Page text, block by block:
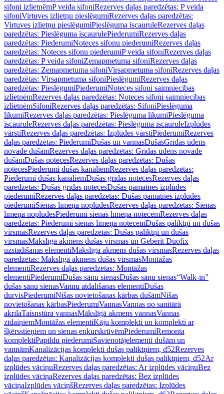
sifoni izlietnēmP veida sifoniRezerves daļas paredzētas: P veida
sifoniVirtuves izlietņu pieslēgumiRezerves daļas paredzētas:
Virtuves izlietņu pieslēgumiPieslēguma īscauruleRezerves daļas
paredzētas: Pieslēguma īscaurulePiederumiRezerves daļas
paredzētas: PiederumiNoteces sifonu piederumiRezerves daļas
paredzētas: Noteces sifonu piederumiP veida sifoniRezerves daļas
paredzētas: P veida sifoniZemapmetuma sifoniRezerves daļas
paredzētas: Zemapmetuma sifoniVirsapmetuma sifoniRezerves daļas
paredzētas: Virsapmetuma sifoniPieslēgumiRezerves daļas
paredzētas: PieslēgumiPiederumiNoteces sifoni saimniecības
izlietnēmRezerves daļas paredzētas: Noteces sifoni saimniecības
izlietnēmSifoniRezerves daļas paredzētas: SifoniPieslēguma
līkumiRezerves daļas paredzētas: Pieslēguma līkumiPieslēguma
īscauruleRezerves daļas paredzētas: Pieslēguma īscauruleIzplūdes
vārstiRezerves daļas paredzētas: Izplūdes vārstiPiederumiRezerves
daļas paredzētas: PiederumiDušas un vannasDušasGrīdas ūdens
novade dušāmRezerves daļas paredzētas: Grīdas ūdens novade
dušāmDušas notecesRezerves daļas paredzētas: Dušas
notecesPiederumi dušas kanāliemRezerves daļas paredzētas:
Piederumi dušas kanāliemDušas grīdas notecesRezerves daļas
paredzētas: Dušas grīdas notecesDušas pamatnes izplūdes
piederumiRezerves daļas paredzētas: Dušas pamatnes izplūdes
piederumiSienas līmeņa noplūdesRezerves daļas paredzētas: Sienas
līmeņa noplūdesPiederumi sienas līmeņa notecēmRezerves daļas
paredzētas: Piederumi sienas līmeņa notecēmDušas paliktņi un dušas
virsmasRezerves daļas paredzētas: Dušas paliktņi un dušas
virsmasMākslīgā akmens dušas virsmas un Geberit Duofix
uzstādīšanas elementiMākslīgā akmens dušas virsmasRezerves daļas
paredzētas: Mākslīgā akmens dušas virsmasMontāžas
elementiRezerves daļas paredzētas: Montāžas
elementiPiederumiDušas sānu sienasDušas sānu sienas“Walk-in”
dušas sānu sienasVannu atdalīšanas elementiDušas
durvisPiederumiNišas novietošanas kārbas dušāmNišas
novietošanas kārbasPiederumiVannasVannas no sanitārā
akrilaTaisnstūra vannasMākslīgā akmens vannasVannas
zīdaiņiemMontāžas elementiKāju komplekti un komplekti ar
šķērsstieņiem un sienas enkurskrūvēmPiederumiRemonta
komplektiPapildu piederumiSavienotājelementi dušām un
vannāmKanalizācijas komplekti dušas paliktņiem, d52Rezerves
daļas paredzētas: Kanalizācijas komplekti dušas paliktņiem, d52Ar
izplūdes vāciņuRezerves daļas paredzētas: Ar izplūdes vāciņuBez
izplūdes vāciņaRezerves daļas paredzētas: Bez izplūdes
vāciņaIzplūdes vāciņšRezerves daļas paredzētas: Izplūdes